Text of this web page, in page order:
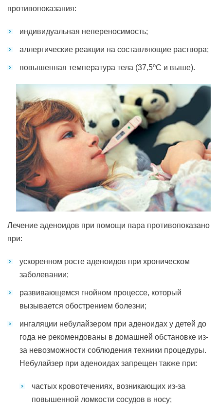
противопоказания:
индивидуальная непереносимость;
аллергические реакции на составляющие раствора;
повышенная температура тела (37,5ºС и выше).
Лечение аденоидов при помощи пара противопоказано
при:
ускоренном росте аденоидов при хроническом
заболевании;
развивающемся гнойном процессе, который
вызывается обострением болезни;
ингаляции небулайзером при аденоидах у детей до
года не рекомендованы в домашней обстановке из-
за невозможности соблюдения техники процедуры.
Небулайзер при аденоидах запрещен также при:
частых кровотечениях, возникающих из-за
повышенной ломкости сосудов в носу;